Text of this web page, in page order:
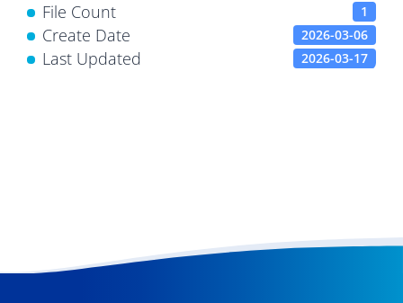
File Count 1
Create Date 2026-03-06
Last Updated 2026-03-17